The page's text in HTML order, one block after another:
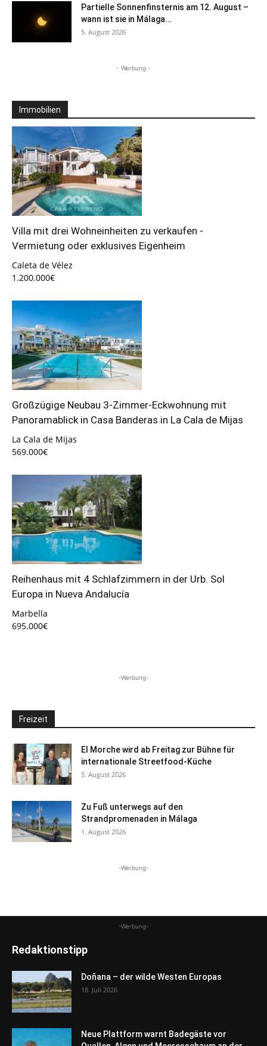
Partielle Sonnenfinsternis am 12. August –
wann ist sie in Málaga...
5. August 2026
- Werbung -
Immobilien
Villa mit drei Wohneinheiten zu verkaufen -
Vermietung oder exklusives Eigenheim
Caleta de Vélez
1.200.000€
Großzügige Neubau 3-Zimmer-Eckwohnung mit
Panoramablick in Casa Banderas in La Cala de Mijas
La Cala de Mijas
569.000€
Reihenhaus mit 4 Schlafzimmern in der Urb. Sol
Europa in Nueva Andalucía
Marbella
695.000€
-Werbung-
Freizeit
El Morche wird ab Freitag zur Bühne für
internationale Streetfood-Küche
5. August 2026
Zu Fuß unterwegs auf den
Strandpromenaden in Málaga
1. August 2026
-Werbung-
-Werbung-
Redaktionstipp
Doñana – der wilde Westen Europas
18. Juli 2026
Neue Plattform warnt Badegäste vor